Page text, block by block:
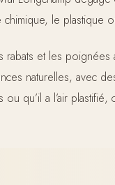
le plastique
rabats et les
naturelles, avec
qu’il a l’air plastifié,